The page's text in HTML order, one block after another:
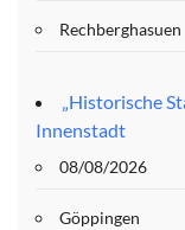
Rechberghasuen
„Historische
Innenstadt
08/08/2026
Göppingen